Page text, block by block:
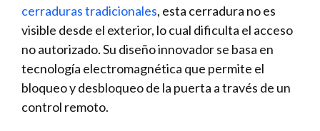
cerraduras tradicionales, esta cerradura no es
visible desde el⁤ exterior, lo cual dificulta el acceso
⁢no autorizado. Su diseño innovador se basa en⁢
tecnología electromagnética⁣ que permite el
bloqueo​ y desbloqueo de la puerta a través de un
‌control remoto.